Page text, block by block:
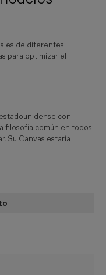
de diferentes
para optimizar el
con
filosofía común en todos
Su Canvas estaría